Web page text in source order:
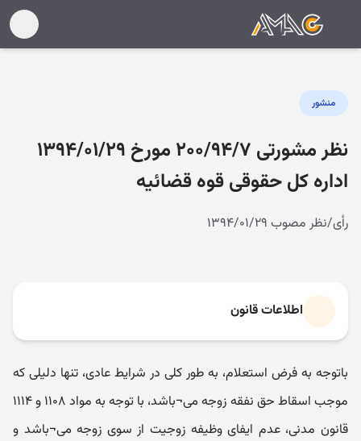
منشور
نظر مشورتی ۲۰۰/۹۴/۷ مورخ ۱۳۹۴/۰۱/۲۹
اداره کل حقوقی قوه قضائیه
رأی/نظر مصوب ۱۳۹۴/۰۱/۲۹
اطلاعات قانون
باتوجه به فرض استعلام، به طور کلی در شرایط عادی، تنها دلیلی که
موجب اسقاط حق نفقه زوجه می¬باشد، با توجه به مواد ۱۱۰۸ و ۱۱۱۴
قانون مدنی، عدم ایفای وظیفه زوجیت از سوی زوجه می¬باشد و